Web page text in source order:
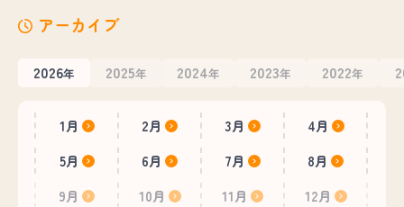
アーカイブ
2026年 2025年 2024年 2023年 2022年
1月 2月 3月
4月
5月
6月 7月
8月
9月
10月 11月 12月